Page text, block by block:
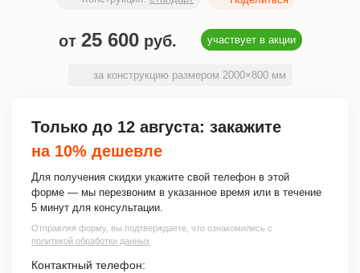
от 25 600руб. участвует в акции
за конструкцию размером 2000×800 мм
Только до 12 августа: закажите
на 10% дешевле
Для получения скидки укажите свой телефон в этой
форме — мы перезвоним в указанное время или в течение
5 минут для консультации.
Отправляя форму, вы подтверждаете, что ознакомились с
политикой обработки данных
Контактный телефон: